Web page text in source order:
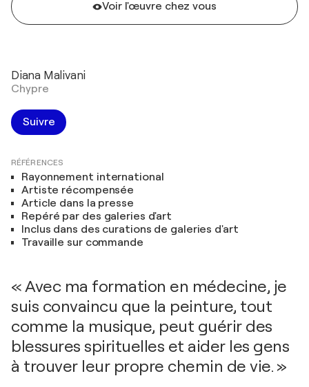
Voir l'œuvre chez vous
Diana Malivani
Chypre
Suivre
RÉFÉRENCES
Rayonnement international
Artiste récompensée
Article dans la presse
Repéré par des galeries d'art
Inclus dans des curations de galeries d'art
Travaille sur commande
« Avec ma formation en médecine, je
suis convaincu que la peinture, tout
comme la musique, peut guérir des
blessures spirituelles et aider les gens
à trouver leur propre chemin de vie. »